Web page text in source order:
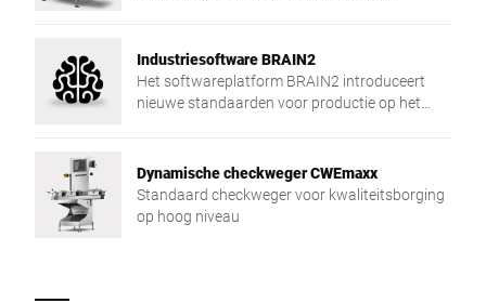
toepassingsflexibiliteit.
Industriesoftware BRAIN2
Het softwareplatform BRAIN2 introduceert
nieuwe standaarden voor productie op het
Dynamische checkweger CWEmaxx
Standaard checkweger voor kwaliteitsborging
op hoog niveau